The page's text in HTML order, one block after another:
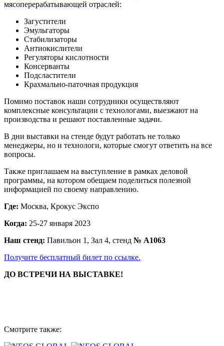
мясоперерабатывающей отраслей:
Загустители
Эмульгаторы
Стабилизаторы
Антиокислители
Регуляторы кислотности
Консерванты
Подсластители
Крахмально-паточная продукция
Помимо поставок наши сотрудники осуществляют
комплексные консультации с технологами, выезжают на
производства и решают поставленные задачи.
В дни выставки на стенде будут работать не только
менеджеры, но и технологи, которые смогут ответить на все
вопросы.
Также приглашаем на выступление в рамках деловой
программы, на котором обещаем поделиться полезной
информацией по своему направлению.
Где: Москва, Крокус Экспо
Когда: 25-27 января 2023
Наш стенд: Павильон 1, Зал 4, стенд № A1063
Получите бесплатный билет по ссылке.
ДО ВСТРЕЧИ НА ВЫСТАВКЕ!
Смотрите также: